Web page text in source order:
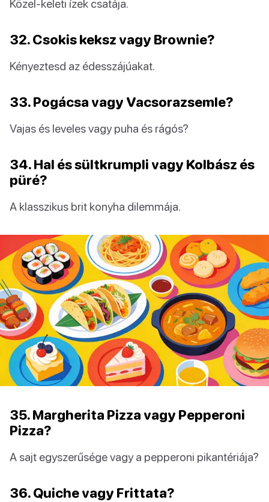
Közel-keleti ízek csatája.
32. Csokis keksz vagy Brownie?
Kényeztesd az édesszájúakat.
33. Pogácsa vagy Vacsorazsemle?
Vajas és leveles vagy puha és rágós?
34. Hal és sültkrumpli vagy Kolbász és
püré?
A klasszikus brit konyha dilemmája.
35. Margherita Pizza vagy Pepperoni
Pizza?
A sajt egyszerűsége vagy a pepperoni pikantériája?
36. Quiche vagy Frittata?